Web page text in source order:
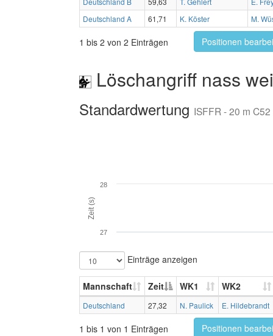
Deutschland A
61,71 K. Köster M.
1 bis 2 von 2 Einträgen Positionen
Löschangriff nass
Standardwertung ISFFR - 20 m C52
Zeit (s)
27
28
Einträge anzeigen
Mannschaft Zeit WK1 WK2
Deutschland 27,32 N. Paulick E. Hildebrandt
1 bis 1 von 1 Einträgen Positionen